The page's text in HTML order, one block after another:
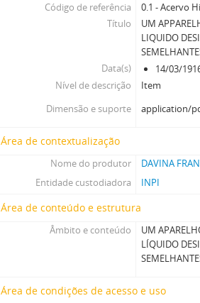
Código de referência
0.1 - Acervo
Título
UM
LIQUIDO
Data(s)
14/03/
Nível de descrição
Item
Dimensão e suporte
application/
Área de contextualização
Nome do produtor
DAVINA
Entidade custodiadora
INPI
Área de conteúdo e estrutura
Âmbito e conteúdo
UM
LÍQUIDO
Área de condições de acesso e uso